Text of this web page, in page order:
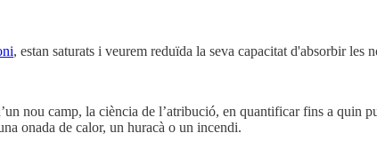
, estan saturats i veurem reduïda la seva capacitat d'absorbir les
nou camp, la ciència de l’atribució, en quantificar fins a quin
onada de calor, un huracà o un incendi.